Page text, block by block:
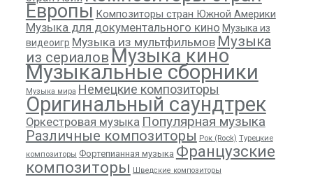
Европы Композиторы стран Южной Америки
Музыка для документального кино Музыка из
видеоигр Музыка из мультфильмов Музыка
из сериалов Музыка кино
Музыкальные сборники
Музыка мира Немецкие композиторы
Оригинальный саундтрек
Оркестровая музыка Популярная музыка
Различные композиторы Рок (Rock) Турецкие
композиторы Фортепианная музыка Французские
композиторы Шведские композиторы